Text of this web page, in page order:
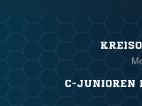
C-JUNIOREN